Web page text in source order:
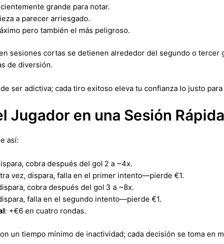
grande para notar.
a parecer arriesgado.
pero también el más peligroso.
sesiones cortas se detienen alrededor del segundo o
de diversión.
ser adictiva; cada tiro exitoso eleva tu confianza lo justo
Jugador en una Sesión Rápida
así:
cobra después del gol 2 a ~4x.
vez, dispara, falla en el primer intento—pierde €1.
cobra después del gol 3 a ~8x.
falla en el segundo intento—pierde €1.
: +€6 en cuatro rondas.
un tiempo mínimo de inactividad; cada decisión se toma en